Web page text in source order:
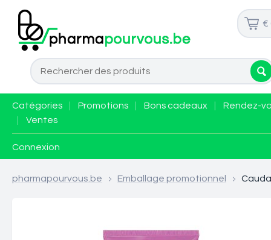
€
Catégories Promotions Bons cadeaux
Rendez-
Ventes
Connexion
pharmapourvous.be > Emballage promotionnel >